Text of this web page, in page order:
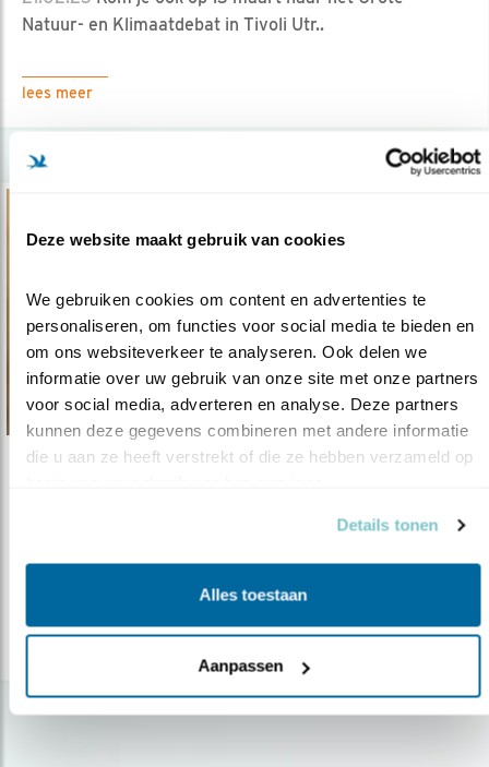
Deze website maakt gebruik van cookies
We gebruiken cookies om content en advertenties te
personaliseren, om functies voor social media te bieden en
om ons websiteverkeer te analyseren. Ook delen we
informatie over uw gebruik van onze site met onze partners
voor social media, adverteren en analyse. Deze partners
kunnen deze gegevens combineren met andere informatie
die u aan ze heeft verstrekt of die ze hebben verzameld op
Details tonen
Alles toestaan
Aanpassen
Natuur- en Klimaatdebat in Tivoli Utr..
lees meer
Verkiezingen in 2023 gaan ook over vogel..